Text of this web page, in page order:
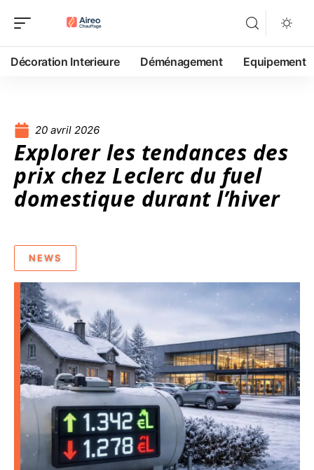
Décoration Interieure Déménagement Equipement
20 avril 2026
Explorer les tendances des
prix chez Leclerc du fuel
domestique durant l’hiver
NEWS